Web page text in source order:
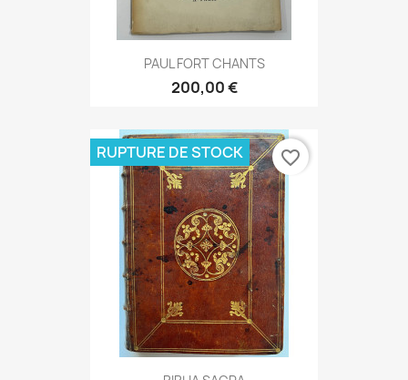
PAUL FORT CHANTS
200,00 €
RUPTURE DE STOCK favorite_border